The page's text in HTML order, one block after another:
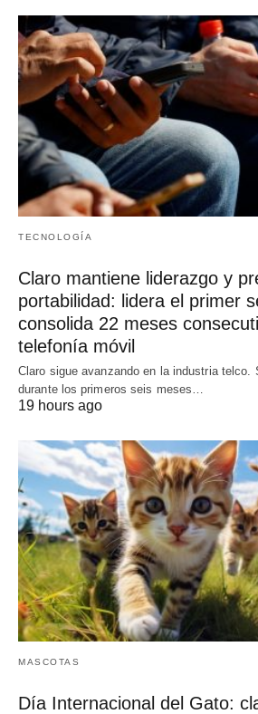
TECNOLOGÍA
Claro mantiene liderazgo y
portabilidad: lidera el primer
consolida 22 meses
telefonía móvil
Claro sigue avanzando en la industria telco.
durante los primeros seis meses…
19 hours ago
MASCOTAS
Día Internacional del Gato: